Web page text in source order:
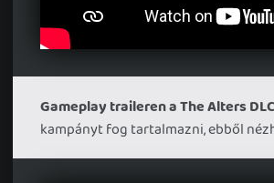
Gameplay traileren a The Alters
kampányt fog tartalmazni, ebből